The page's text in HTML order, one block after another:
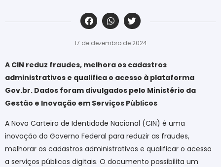
‎ ‎ ‎ ‎ ‎ ‎ ‎ ‎ ‎ ‎ ‎ ‎ ‎ ‎ ‎ ‎ ‎ ‎ ‎ ‎ ‎ ‎ ‎ ‎ ‎ ‎ ‎ ‎ ‎ ‎ ‎
17 de dezembro de 2024
A CIN reduz fraudes, melhora os cadastros
administrativos e qualifica o acesso à plataforma
Gov.br. Dados foram divulgados pelo Ministério da
Gestão e Inovação em Serviços Públicos
A Nova Carteira de Identidade Nacional (CIN) é uma
inovação do Governo Federal para reduzir as fraudes,
melhorar os cadastros administrativos e qualificar o acesso
a serviços públicos digitais. O documento possibilita um